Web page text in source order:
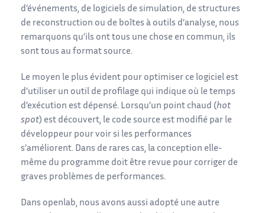
d’événements, de logiciels de simulation, de structures
de reconstruction ou de boîtes à outils d’analyse, nous
remarquons qu’ils ont tous une chose en commun, ils
sont tous au format source.
Le moyen le plus évident pour optimiser ce logiciel est
d’utiliser un outil de profilage qui indique où le temps
d’exécution est dépensé. Lorsqu’un point chaud (hot
spot) est découvert, le code source est modifié par le
développeur pour voir si les performances
s’améliorent. Dans de rares cas, la conception elle-
même du programme doit être revue pour corriger de
graves problèmes de performances.
Dans openlab, nous avons aussi adopté une autre